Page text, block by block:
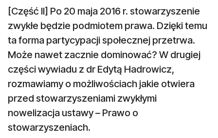
[Część II] Po 20 maja 2016 r. stowarzyszenie
zwykłe będzie podmiotem prawa. Dzięki temu
ta forma partycypacji społecznej przetrwa.
Może nawet zacznie dominować? W drugiej
części wywiadu z dr Edytą Hadrowicz,
rozmawiamy o możliwościach jakie otwiera
przed stowarzyszeniami zwykłymi
nowelizacja ustawy – Prawo o
stowarzyszeniach.